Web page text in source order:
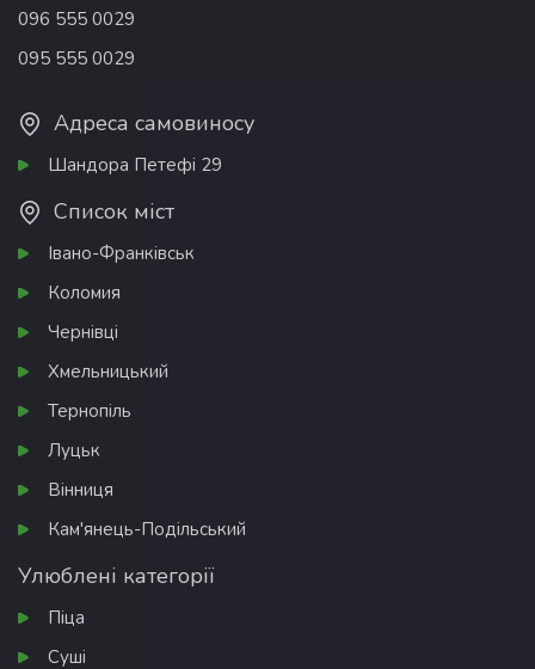
096 555 0029
095 555 0029
Адреса самовиносу
Шандора Петефі 29
Список міст
Івано-Франківськ
Коломия
Чернівці
Хмельницький
Тернопіль
Луцьк
Вінниця
Кам'янець-Подільський
Улюблені категорії
Піца
Суші